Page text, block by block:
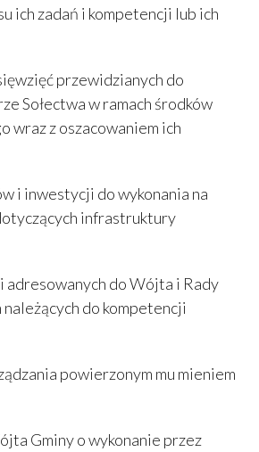
ich zadań i kompetencji lub ich
przewidzianych do
Sołectwa w ramach środków
wraz z oszacowaniem ich
i inwestycji do wykonania na
infrastruktury
adresowanych do Wójta i Rady
do kompetencji
powierzonym mu mieniem
Gminy o wykonanie przez